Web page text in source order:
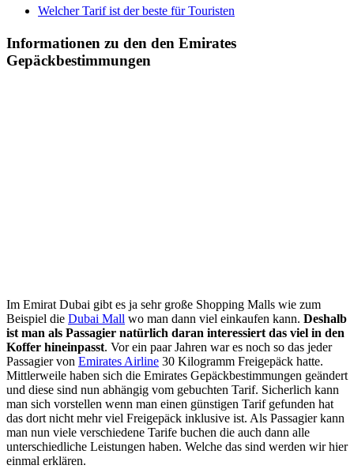
Welcher Tarif ist der beste für Touristen
Informationen zu den den Emirates
Gepäckbestimmungen
Im Emirat Dubai gibt es ja sehr große Shopping Malls wie zum
Beispiel die Dubai Mall wo man dann viel einkaufen kann. Deshalb
ist man als Passagier natürlich daran interessiert das viel in den
Koffer hineinpasst. Vor ein paar Jahren war es noch so das jeder
Passagier von Emirates Airline 30 Kilogramm Freigepäck hatte.
Mittlerweile haben sich die Emirates Gepäckbestimmungen geändert
und diese sind nun abhängig vom gebuchten Tarif. Sicherlich kann
man sich vorstellen wenn man einen günstigen Tarif gefunden hat
das dort nicht mehr viel Freigepäck inklusive ist. Als Passagier kann
man nun viele verschiedene Tarife buchen die auch dann alle
unterschiedliche Leistungen haben. Welche das sind werden wir hier
einmal erklären.